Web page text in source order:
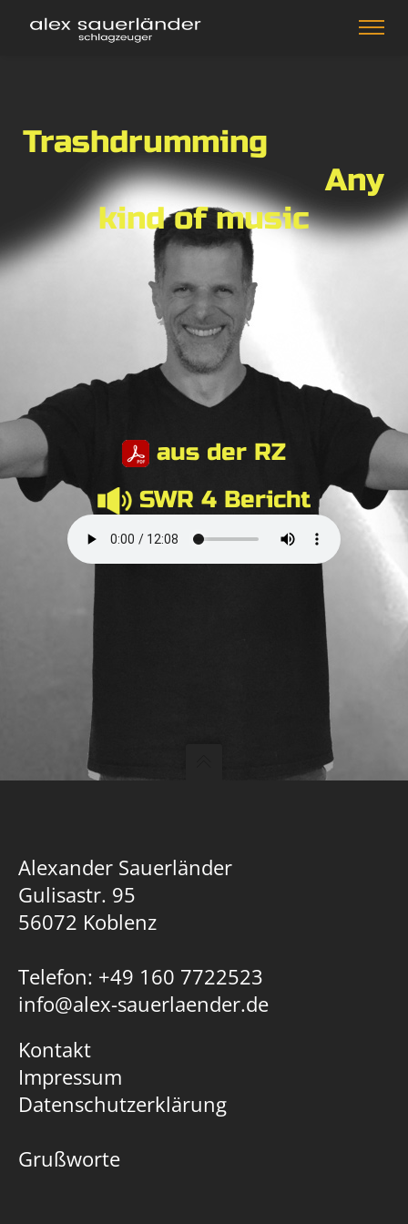
Trashdrumming
Any
kind of music
aus der RZ
SWR 4 Bericht
Alexander Sauerländer
Gulisastr. 95
56072 Koblenz
Telefon: +49 160 7722523
info@alex-sauerlaender.de
Kontakt
Impressum
Datenschutzerklärung
Grußworte